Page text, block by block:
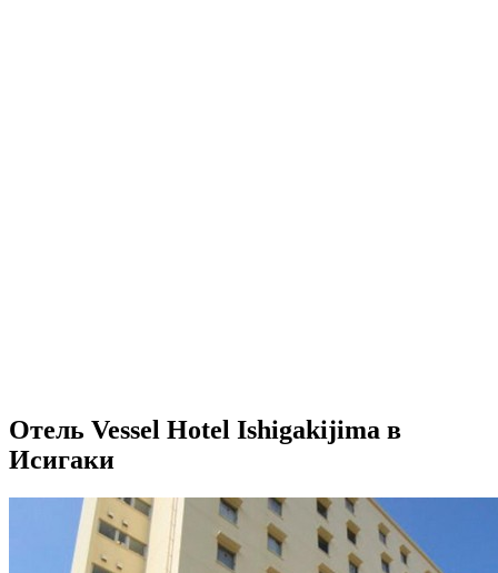
Отель Vessel Hotel Ishigakijima в
Исигаки